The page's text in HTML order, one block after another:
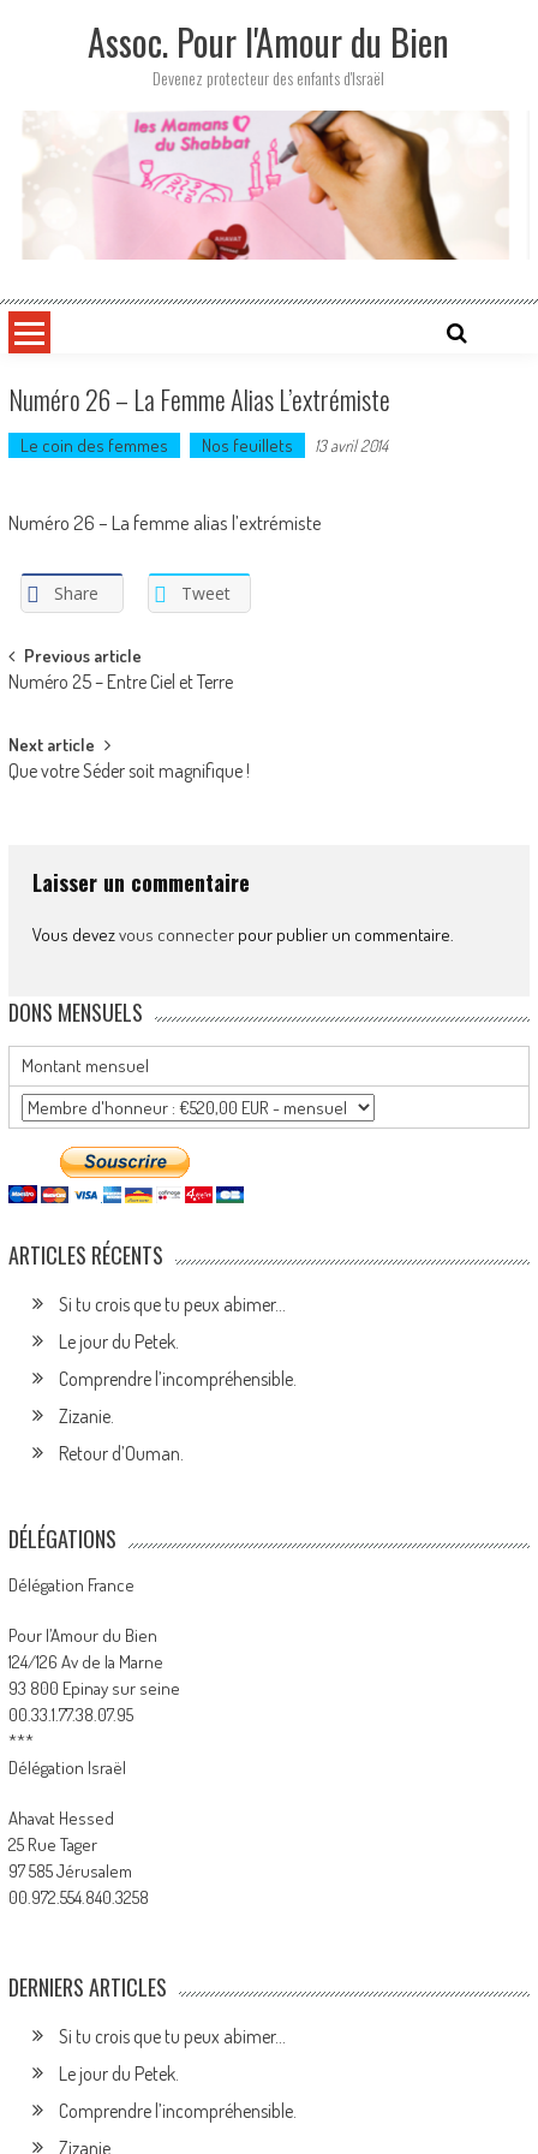
Assoc. Pour l'Amour du Bien
Devenez protecteur des enfants d'Israël
Numéro 26 – La Femme Alias L’extrémiste
Le coin des femmes Nos feuillets 13 avril 2014
Numéro 26 – La femme alias l’extrémiste
Share Tweet
Post
navigation
Previous article
Numéro 25 – Entre Ciel et Terre
Next article
Que votre Séder soit magnifique !
Laisser un commentaire
Vous devezvous connecterpour publier un commentaire.
DONS MENSUELS
Montant mensuel
ARTICLES RÉCENTS
Si tu crois que tu peux abimer…
Le jour du Petek.
Comprendre l’incompréhensible.
Zizanie.
Retour d’Ouman.
DÉLÉGATIONS
Délégation France
Pour l’Amour du Bien
124/126 Av de la Marne
93 800 Epinay sur seine
00.33.1.77.38.07.95
***
Délégation Israël
Ahavat Hessed
25 Rue Tager
97 585 Jérusalem
00.972.554.840.3258
DERNIERS ARTICLES
Si tu crois que tu peux abimer…
Le jour du Petek.
Comprendre l’incompréhensible.
Zizanie.